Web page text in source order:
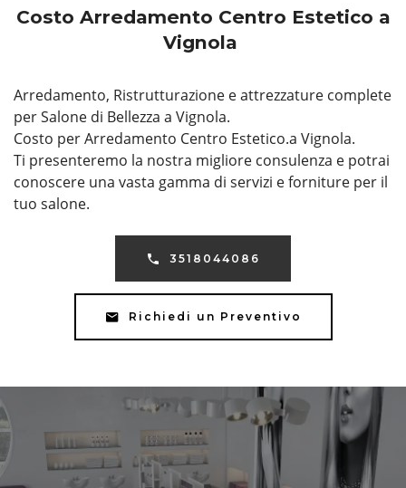
Costo Arredamento Centro Estetico a
Vignola
Arredamento, Ristrutturazione e attrezzature complete
per Salone di Bellezza a Vignola.
Costo per Arredamento Centro Estetico.a Vignola.
Ti presenteremo la nostra migliore consulenza e potrai
conoscere una vasta gamma di servizi e forniture per il
tuo salone.
3518044086
Richiedi un Preventivo